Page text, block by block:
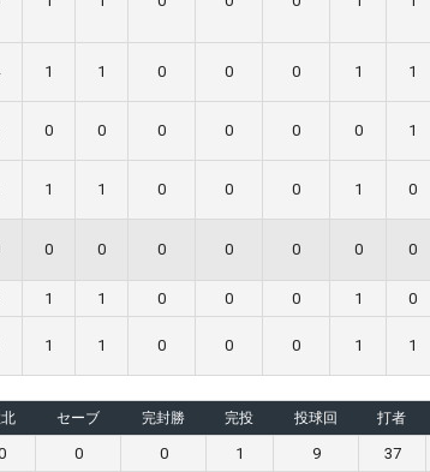
1 1 0 0 0 1 1
0 0 0 0 0 0 1
1 1 0 0 0 1 0
0 0 0 0 0 0 0
1 1 0 0 0 1 0
1 1 0 0 0 1 1
セーブ 完封勝 完投 投球回 打者
0 0 1 9 37